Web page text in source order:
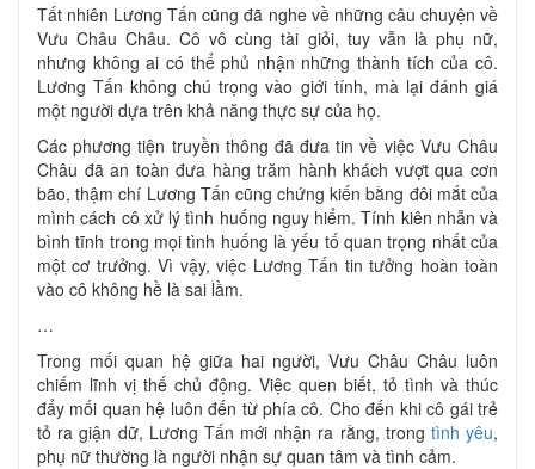
Tất nhiên Lương Tấn cũng đã nghe về những câu chuyện về
Vưu Châu Châu. Cô vô cùng tài giỏi, tuy vẫn là phụ nữ,
nhưng không ai có thể phủ nhận những thành tích của cô.
Lương Tấn không chú trọng vào giới tính, mà lại đánh giá
một người dựa trên khả năng thực sự của họ.
Các phương tiện truyền thông đã đưa tin về việc Vưu Châu
Châu đã an toàn đưa hàng trăm hành khách vượt qua cơn
bão, thậm chí Lương Tấn cũng chứng kiến bằng đôi mắt của
mình cách cô xử lý tình huống nguy hiểm. Tính kiên nhẫn và
bình tĩnh trong mọi tình huống là yếu tố quan trọng nhất của
một cơ trưởng. Vì vậy, việc Lương Tấn tin tưởng hoàn toàn
vào cô không hề là sai lầm.
…
Trong mối quan hệ giữa hai người, Vưu Châu Châu luôn
chiếm lĩnh vị thế chủ động. Việc quen biết, tỏ tình và thúc
đẩy mối quan hệ luôn đến từ phía cô. Cho đến khi cô gái trẻ
tỏ ra giận dữ, Lương Tấn mới nhận ra rằng, trong tình yêu,
phụ nữ thường là người nhận sự quan tâm và tình cảm.